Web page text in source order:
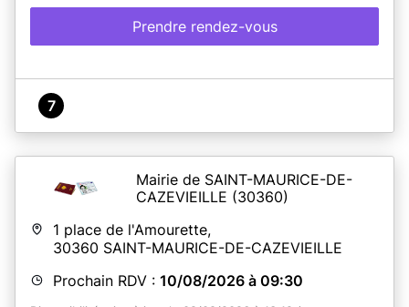
Prendre rendez-vous
7
Mairie de SAINT-MAURICE-DE-
CAZEVIEILLE (30360)
1 place de l'Amourette,
30360 SAINT-MAURICE-DE-CAZEVIEILLE
Prochain RDV : 10/08/2026 à 09:30